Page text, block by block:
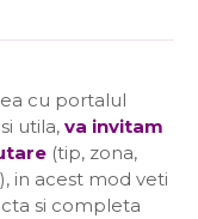
cu portalul
utila, va invitam
(tip, zona,
in acest mod veti
si completa